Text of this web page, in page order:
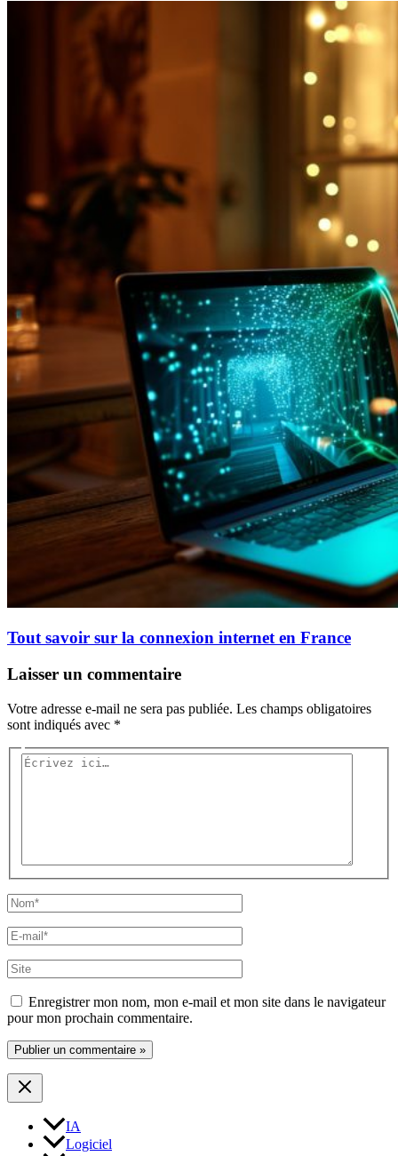
Tout savoir sur la connexion internet en France
Laisser un commentaire
Votre adresse e-mail ne sera pas publiée. Les champs obligatoires
sont indiqués avec *
Écrivez
Nom*
E-
mail*
Site
Enregistrer mon nom, mon e-mail et mon site dans le navigateur
pour mon prochain commentaire.
IA
Logiciel